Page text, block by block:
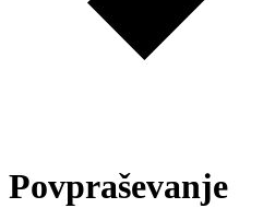
Povpraševanje